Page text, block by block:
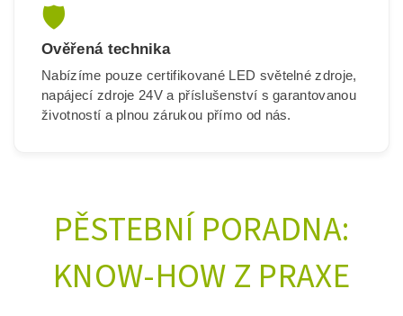
🛡️
Ověřená technika
Nabízíme pouze certifikované LED světelné zdroje,
napájecí zdroje 24V a příslušenství s garantovanou
životností a plnou zárukou přímo od nás.
PĚSTEBNÍ PORADNA:
KNOW-HOW Z PRAXE